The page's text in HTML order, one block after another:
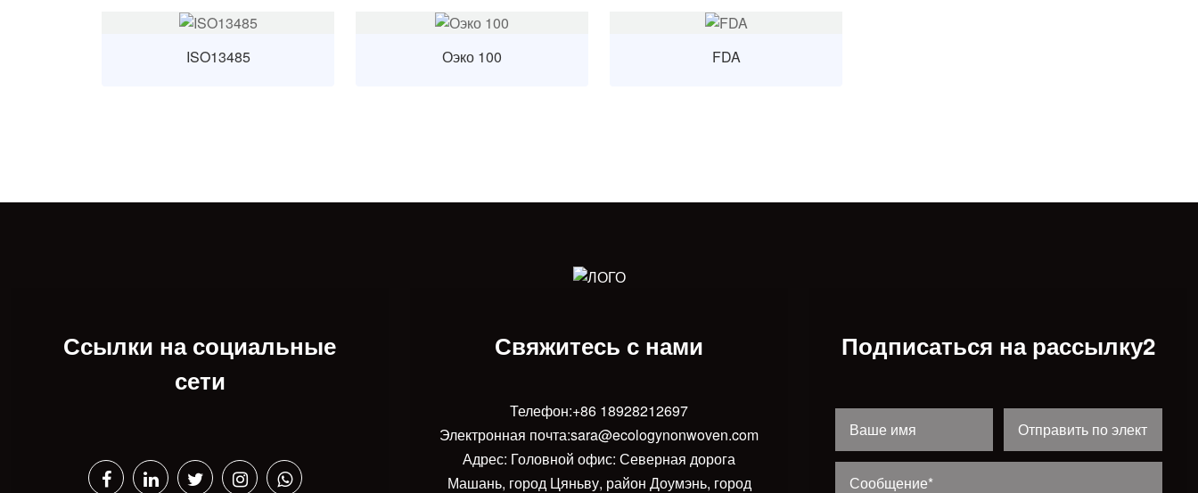
ISO13485 Оэко 100 FDA
Ссылки на социальные
сети
Свяжитесь с нами
Телефон:+86 18928212697
Электронная почта:sara@ecologynonwoven.com
Адрес: Головной офис: Северная дорога
Машань, город Цяньву, район Доумэнь, город
Подписаться на рассылку2